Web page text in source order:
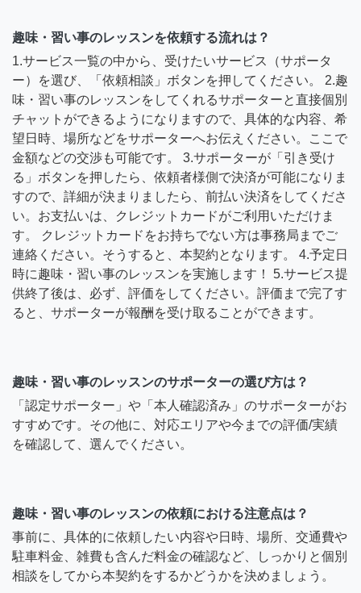
趣味・習い事のレッスンを依頼する流れは？
1.サービス一覧の中から、受けたいサービス（サポータ
ー）を選び、「依頼相談」ボタンを押してください。 2.趣
味・習い事のレッスンをしてくれるサポーターと直接個別
チャットができるようになりますので、具体的な内容、希
望日時、場所などをサポーターへお伝えください。ここで
金額などの交渉も可能です。 3.サポーターが「引き受け
る」ボタンを押したら、依頼者様側で決済が可能になりま
すので、詳細が決まりましたら、前払い決済をしてくださ
い。お支払いは、クレジットカードがご利用いただけま
す。 クレジットカードをお持ちでない方は事務局までご
連絡ください。そうすると、本契約となります。 4.予定日
時に趣味・習い事のレッスンを実施します！ 5.サービス提
供終了後は、必ず、評価をしてください。評価まで完了す
ると、サポーターが報酬を受け取ることができます。
趣味・習い事のレッスンのサポーターの選び方は？
「認定サポーター」や「本人確認済み」のサポーターがお
すすめです。その他に、対応エリアや今までの評価/実績
を確認して、選んでください。
趣味・習い事のレッスンの依頼における注意点は？
事前に、具体的に依頼したい内容や日時、場所、交通費や
駐車料金、雑費も含んだ料金の確認など、しっかりと個別
相談をしてから本契約をするかどうかを決めましょう。